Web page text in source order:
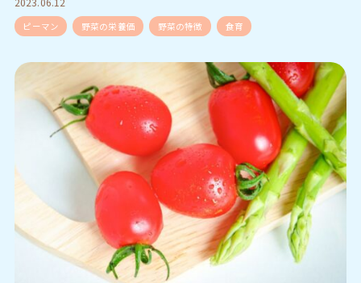
ピーマン 野菜の栄養価 野菜の特徴 食育